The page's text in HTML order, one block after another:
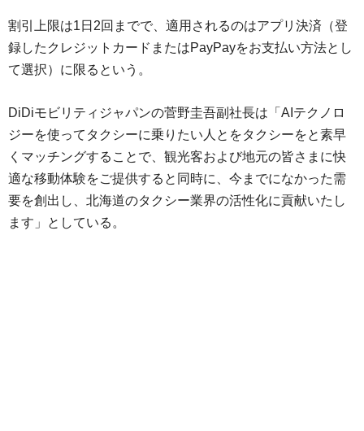
割引上限は1日2回までで、適用されるのはアプリ決済（登
録したクレジットカードまたはPayPayをお支払い方法とし
て選択）に限るという。
DiDiモビリティジャパンの菅野圭吾副社長は「AIテクノロ
ジーを使ってタクシーに乗りたい人とをタクシーをと素早
くマッチングすることで、観光客および地元の皆さまに快
適な移動体験をご提供すると同時に、今までになかった需
要を創出し、北海道のタクシー業界の活性化に貢献いたし
ます」としている。